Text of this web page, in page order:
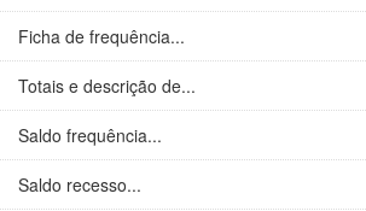
Ficha de frequência...
Totais e descrição de...
Saldo frequência...
Saldo recesso...